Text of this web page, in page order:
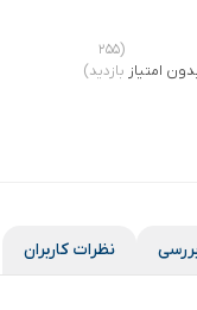
امتیاز
(۲۵۵
بازدید)
نظرات کاربران